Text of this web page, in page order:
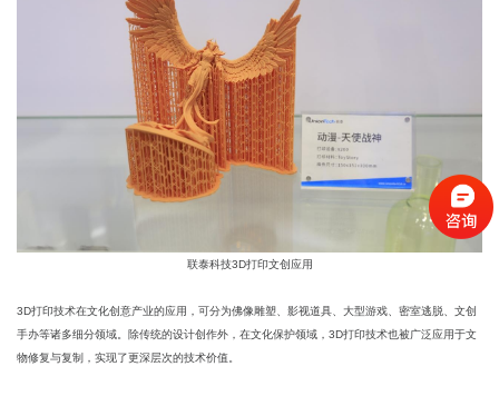
联泰科技3D打印文创应用
3D打印技术在文化创意产业的应用，可分为佛像雕塑、影视道具、大型游戏、密室逃脱、文创
手办等诸多细分领域。除传统的设计创作外，在文化保护领域，3D打印技术也被广泛应用于文
物修复与复制，实现了更深层次的技术价值。